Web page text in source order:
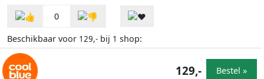
0
Beschikbaar voor 129,- bij 1 shop:
129,- Bestel »